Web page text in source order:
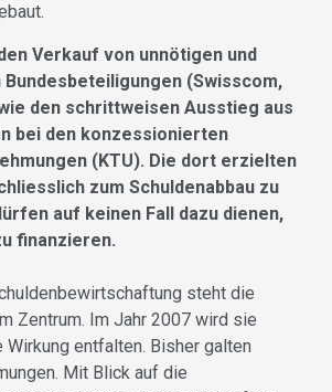
Verkauf von unnötigen und
(Swisscom,
den schrittweisen Ausstieg aus
bei den konzessionierten
(KTU). Die dort erzielten
zum Schuldenabbau zu
auf keinen Fall dazu dienen,
finanzieren.
steht die
Zentrum. Im Jahr 2007 wird sie
entfalten. Bisher galten
Mit Blick auf die